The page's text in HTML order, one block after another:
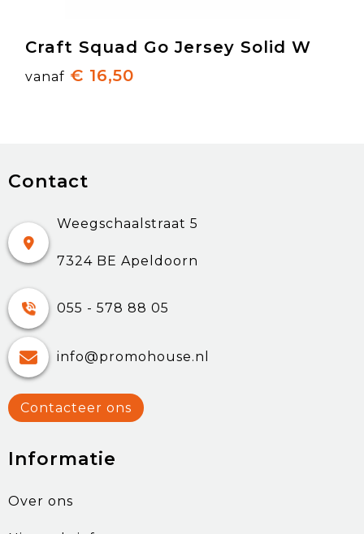
Craft Squad Go Jersey Solid W
vanaf € 16,50
Contact
Weegschaalstraat 5
7324 BE Apeldoorn
055 - 578 88 05
info@promohouse.nl
Contacteer ons
Informatie
Over ons